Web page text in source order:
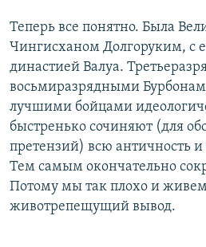
Теперь все понятно. Была
Чингисханом Долгоруким, с
династией Валуа.
восьмиразрядными
лучшими бойцами
быстренько сочиняют (для
претензий) всю античность и
Тем самым окончательно
Потому мы так плохо и
животрепещущий вывод.